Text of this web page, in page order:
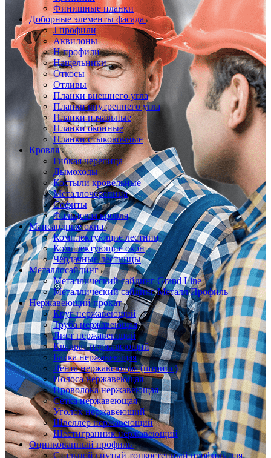
Финишные планки
Доборные элементы фасада
J профили
Аквилоны
Н профили
Нащельники
Откосы
Отливы
Планки внешнего угла
Планки внутреннего угла
Планки начальные
Планки оконные
Планки стыковочные
Кровля
Гибкая черепица
Дымоходы
Костыли кровельные
Металлочерепица
Софиты
Фальцевая кровля
Мансардные окна
Комплектующие лестниц
Комплектующие окон
Чердачные лестницы
Металлосайдинг
Металлический сайдинг Grand Line
Металлический сайдинг Металл Профиль
Нержавеющий прокат
Круг нержавеющий
Труба нержавеющая
Лист нержавеющий
Квадрат нержавеющий
Балка нержавеющая
Лента нержавеющая (штрипс)
Полоса нержавеющая
Проволока нержавеющая
Сетка нержавеющая
Уголок нержавеющий
Швеллер нержавеющий
Шестигранник нержавеющий
Оцинкованный профиль
Стальной гнутый тонкостенный профиль для